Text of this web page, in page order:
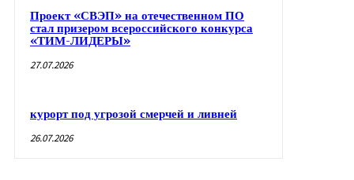
Проект «СВЭП» на отечественном ПО
стал призером всероссийского конкурса
«ТИМ-ЛИДЕРЫ»
27.07.2026
курорт под угрозой смерчей и ливней
26.07.2026